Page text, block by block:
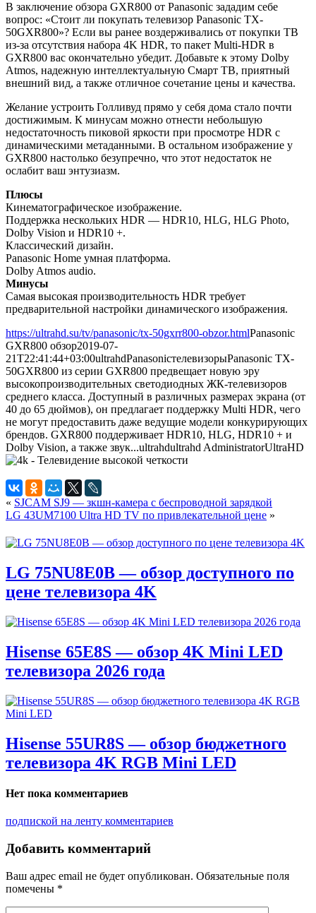
В заключение обзора GXR800 от Panasonic зададим себе
вопрос: «Стоит ли покупать телевизор Panasonic TX-
50GXR800»? Если вы ранее воздерживались от покупки ТВ
из-за отсутствия набора 4K HDR, то пакет Multi-HDR в
GXR800 вас окончательно убедит. Добавьте к этому Dolby
Atmos, надежную интеллектуальную Смарт ТВ, приятный
внешний вид, а также отличное сочетание цены и качества.
Желание устроить Голливуд прямо у себя дома стало почти
достижимым. К минусам можно отнести небольшую
недостаточность пиковой яркости при просмотре HDR с
динамическими метаданными. В остальном изображение у
GXR800 настолько безупречно, что этот недостаток не
ослабит ваш энтузиазм.
Плюсы
Кинематографическое изображение.
Поддержка нескольких HDR — HDR10, HLG, HLG Photo,
Dolby Vision и HDR10 +.
Классический дизайн.
Panasonic Home умная платформа.
Dolby Atmos audio.
Минусы
Самая высокая производительность HDR требует
предварительной настройки динамического изображения.
https://ultrahd.su/tv/panasonic/tx-50gxrr800-obzor.htmlPanasonic
GXR800 обзор2019-07-
21T22:41:44+03:00ultrahdPanasonicтелевизорыPanasonic TX-
50GXR800 из серии GXR800 предвещает новую эру
высокопроизводительных светодиодных ЖК-телевизоров
среднего класса. Доступный в различных размерах экрана (от
40 до 65 дюймов), он предлагает поддержку Multi HDR, чего
не могут предоставить даже ведущие модели конкурирующих
брендов. GXR800 поддерживает HDR10, HLG, HDR10 + и
Dolby Vision, а также звук...ultrahdultrahd AdministratorUltraHD
« SJCAM SJ9 — зкшн-камера с беспроводной зарядкой
LG 43UM7100 Ultra HD TV по привлекательной цене »
LG 75NU8E0B — обзор доступного по
цене телевизора 4K
Hisense 65E8S — обзор 4K Mini LED
телевизора 2026 года
Hisense 55UR8S — обзор бюджетного
телевизора 4K RGB Mini LED
Нет пока комментариев
подпиской на ленту комментариев
Добавить комментарий
Ваш адрес email не будет опубликован. Обязательные поля
помечены *